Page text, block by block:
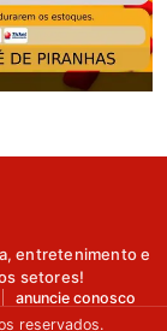
entretenimento e
setores!
anuncie conosco
reservados.